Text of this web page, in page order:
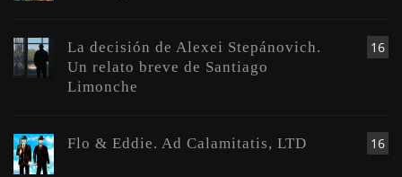
16
La decisión de Alexei Stepánovich.
Un relato breve de Santiago
Limonche
16
Flo & Eddie. Ad Calamitatis, LTD